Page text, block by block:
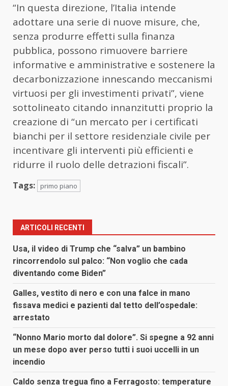
“In questa direzione, l’Italia intende
adottare una serie di nuove misure, che,
senza produrre effetti sulla finanza
pubblica, possono rimuovere barriere
informative e amministrative e sostenere la
decarbonizzazione innescando meccanismi
virtuosi per gli investimenti privati”, viene
sottolineato citando innanzitutti proprio la
creazione di “un mercato per i certificati
bianchi per il settore residenziale civile per
incentivare gli interventi più efficienti e
ridurre il ruolo delle detrazioni fiscali”.
Tags: primo piano
ARTICOLI RECENTI
Usa, il video di Trump che “salva” un bambino
rincorrendolo sul palco: “Non voglio che cada
diventando come Biden”
Galles, vestito di nero e con una falce in mano
fissava medici e pazienti dal tetto dell’ospedale:
arrestato
“Nonno Mario morto dal dolore”. Si spegne a 92 anni
un mese dopo aver perso tutti i suoi uccelli in un
incendio
Caldo senza tregua fino a Ferragosto: temperature